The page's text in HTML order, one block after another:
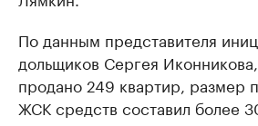
По данным представителя
дольщиков Сергея
продано 249 квартир, размер
ЖСК средств составил более